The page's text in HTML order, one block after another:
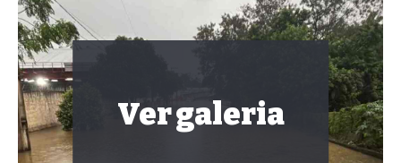
Ver galeria